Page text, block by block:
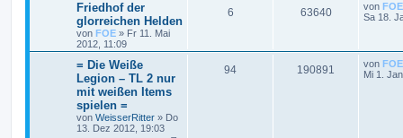
Friedhof der
glorreichen Helden
von FOE » Fr 11. Mai
2012, 11:09
6 63640 von FOE
Sa 18.
= Die Weiße
Legion – TL 2 nur
mit weißen Items
spielen =
von WeisserRitter » Do
13. Dez 2012, 19:03
94 190891 von FOE
Mi 1.